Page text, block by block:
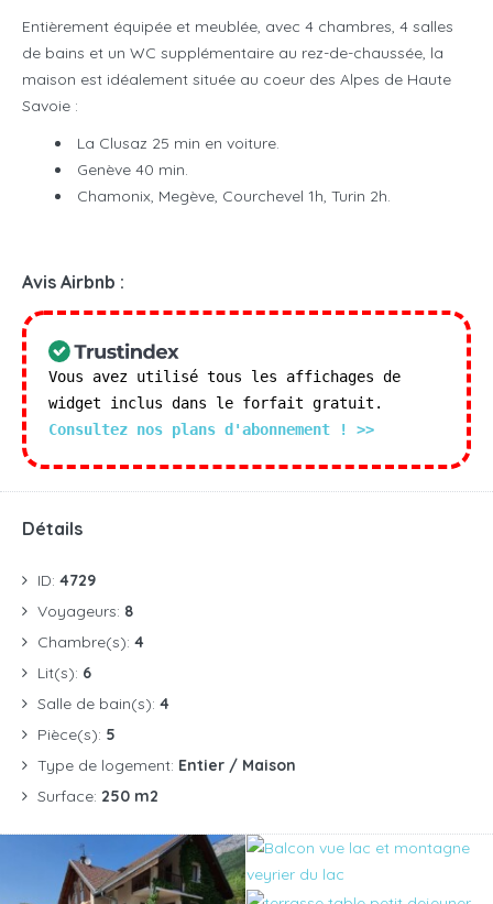
Entièrement équipée et meublée, avec 4 chambres, 4 salles
de bains et un WC supplémentaire au rez-de-chaussée, la
maison est idéalement située au coeur des Alpes de Haute
Savoie :
La Clusaz 25 min en voiture.
Genève 40 min.
Chamonix, Megève, Courchevel 1h, Turin 2h.
Avis Airbnb :
Vous avez utilisé tous les affichages de
widget inclus dans le forfait gratuit.
Consultez nos plans d'abonnement ! >>
Détails
ID: 4729
Voyageurs: 8
Chambre(s): 4
Lit(s): 6
Salle de bain(s): 4
Pièce(s): 5
Type de logement: Entier / Maison
Surface: 250 m2